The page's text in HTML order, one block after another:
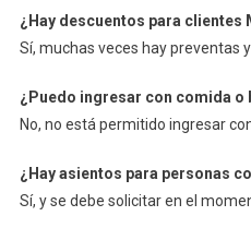
¿Hay descuentos para clientes
Sí, muchas veces hay preventas
¿Puedo ingresar con comida o
No, no está permitido ingresar
¿Hay asientos para personas
Sí, y se debe solicitar en el